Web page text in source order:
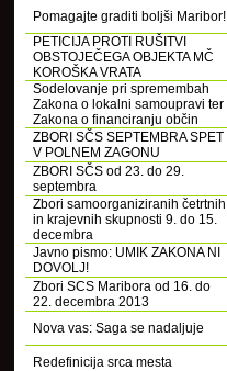
Pomagajte graditi boljši Maribor!
PETICIJA PROTI RUŠITVI
OBSTOJEČEGA OBJEKTA MČ
KOROŠKA VRATA
Sodelovanje pri spremembah
Zakona o lokalni samoupravi ter
Zakona o financiranju občin
ZBORI SČS SEPTEMBRA SPET
V POLNEM ZAGONU
ZBORI SČS od 23. do 29.
septembra
Zbori samoorganiziranih četrtnih
in krajevnih skupnosti 9. do 15.
decembra
Javno pismo: UMIK ZAKONA NI
DOVOLJ!
Zbori SCS Maribora od 16. do
22. decembra 2013
Nova vas: Saga se nadaljuje
Redefinicija srca mesta